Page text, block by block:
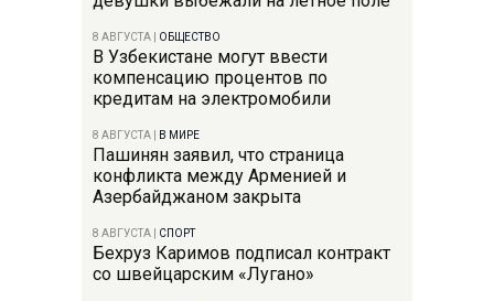
8 АВГУСТА ОБЩЕСТВО
В Узбекистане могут ввести
компенсацию процентов по
кредитам на электромобили
8 АВГУСТА В МИРЕ
Пашинян заявил, что страница
конфликта между Арменией и
Азербайджаном закрыта
8 АВГУСТА СПОРТ
Бехруз Каримов подписал контракт
со швейцарским «Лугано»